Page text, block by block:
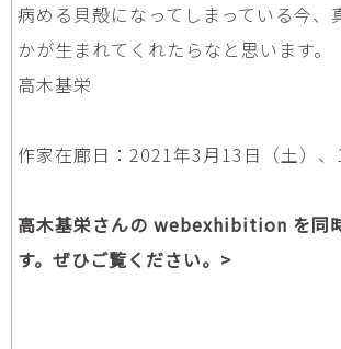
病める貝殻になってしまっている今、
かが生まれてくれたらなと思います。
高木基栄
作家在廊日：2021年3月13日（土）、
高木基栄さんの webexhibition を同
す。ぜひご覧ください。>